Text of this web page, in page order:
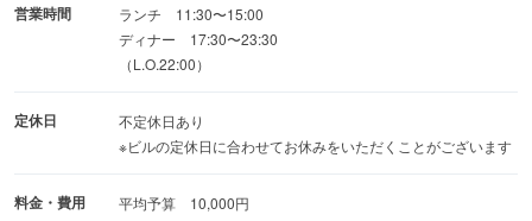
営業時間
ランチ 11:30〜15:00
ディナー 17:30〜23:30
（L.O.22:00）
定休日
不定休日あり
※ビルの定休日に合わせてお休みをいただくことがございます
料金・費用 平均予算 10,000円